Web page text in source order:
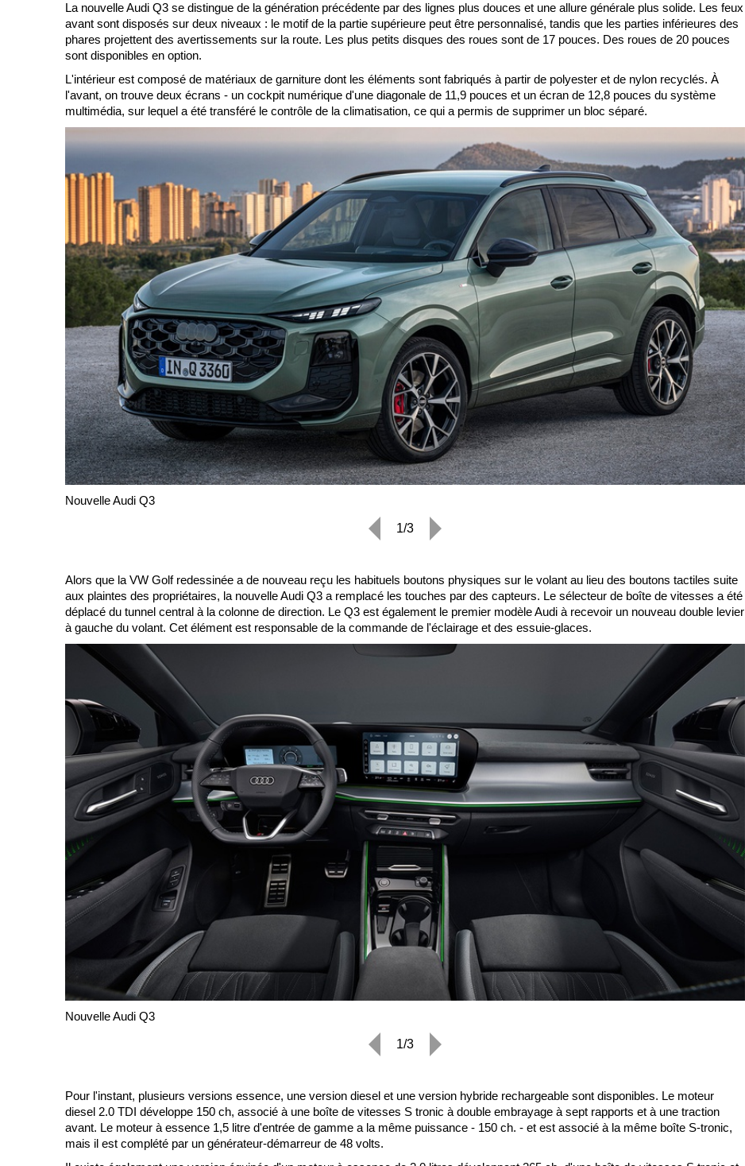
La nouvelle Audi Q3 se distingue de la génération précédente par des lignes plus douces et une allure générale plus solide. Les feux
avant sont disposés sur deux niveaux : le motif de la partie supérieure peut être personnalisé, tandis que les parties inférieures des
phares projettent des avertissements sur la route. Les plus petits disques des roues sont de 17 pouces. Des roues de 20 pouces
sont disponibles en option.
L'intérieur est composé de matériaux de garniture dont les éléments sont fabriqués à partir de polyester et de nylon recyclés. À
l'avant, on trouve deux écrans - un cockpit numérique d'une diagonale de 11,9 pouces et un écran de 12,8 pouces du système
multimédia, sur lequel a été transféré le contrôle de la climatisation, ce qui a permis de supprimer un bloc séparé.
Nouvelle Audi Q3
1/3
Alors que la VW Golf redessinée a de nouveau reçu les habituels boutons physiques sur le volant au lieu des boutons tactiles suite
aux plaintes des propriétaires, la nouvelle Audi Q3 a remplacé les touches par des capteurs. Le sélecteur de boîte de vitesses a été
déplacé du tunnel central à la colonne de direction. Le Q3 est également le premier modèle Audi à recevoir un nouveau double levier
à gauche du volant. Cet élément est responsable de la commande de l'éclairage et des essuie-glaces.
Nouvelle Audi Q3
1/3
Pour l'instant, plusieurs versions essence, une version diesel et une version hybride rechargeable sont disponibles. Le moteur
diesel 2.0 TDI développe 150 ch, associé à une boîte de vitesses S tronic à double embrayage à sept rapports et à une traction
avant. Le moteur à essence 1,5 litre d'entrée de gamme a la même puissance - 150 ch. - et est associé à la même boîte S-tronic,
mais il est complété par un générateur-démarreur de 48 volts.